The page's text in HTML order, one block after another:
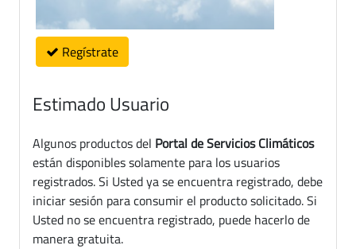
Regístrate
Estimado Usuario
Algunos productos del Portal de Servicios Climáticos
están disponibles solamente para los usuarios
registrados. Si Usted ya se encuentra registrado, debe
iniciar sesión para consumir el producto solicitado. Si
Usted no se encuentra registrado, puede hacerlo de
manera gratuita.